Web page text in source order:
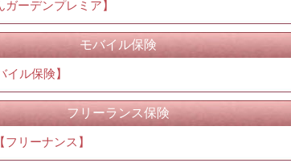
ーデンプレミア】
モバイル保険
イル保険】
フリーランス保険
リーナンス】